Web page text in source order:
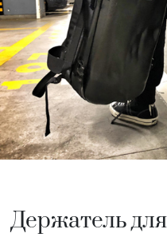
Держатель